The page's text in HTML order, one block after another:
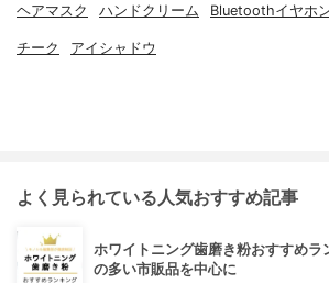
ヘアマスク ハンドクリーム Bluetoothイヤホ
チーク アイシャドウ
よく見られている人気おすすめ記事
ホワイトニング歯磨き粉おすすめラ
の多い市販品を中心に